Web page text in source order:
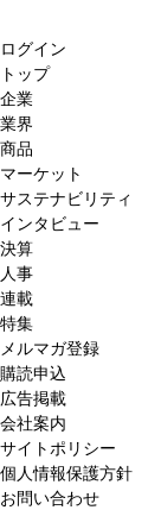
ログイン
トップ
企業
業界
商品
マーケット
サステナビリティ
インタビュー
決算
人事
連載
特集
メルマガ登録
購読申込
広告掲載
会社案内
サイトポリシー
個人情報保護方針
お問い合わせ